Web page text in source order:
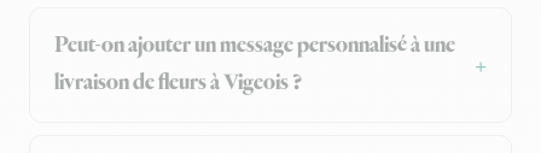
Peut-on ajouter un message personnalisé à une
livraison de fleurs à Vigeois ?